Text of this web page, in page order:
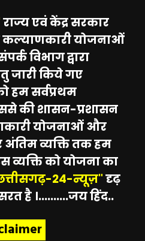
राज्य एवं केंद्र सरकार
कल्याणकारी योजनाओं
विभाग द्वारा
जारी किये गए
हम सर्वप्रथम
की शासन-प्रशासन
योजनाओं और
अंतिम व्यक्ति तक हम
को योजना का
24-न्यूज़"दृढ़
है ।..........जय हिंद..